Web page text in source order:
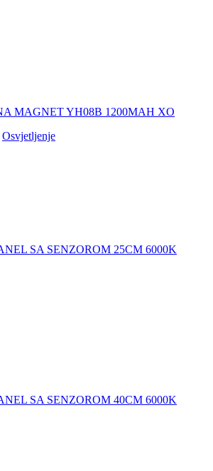
MAGNET YH08B 1200MAH XO
Osvjetljenje
SA SENZOROM 25CM 6000K
SA SENZOROM 40CM 6000K